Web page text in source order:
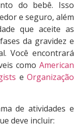
do bebê. Isso
e seguro, além
que aceite as
da gravidez e
Você encontrará
como American
e Organização
de atividades e
deve incluir: